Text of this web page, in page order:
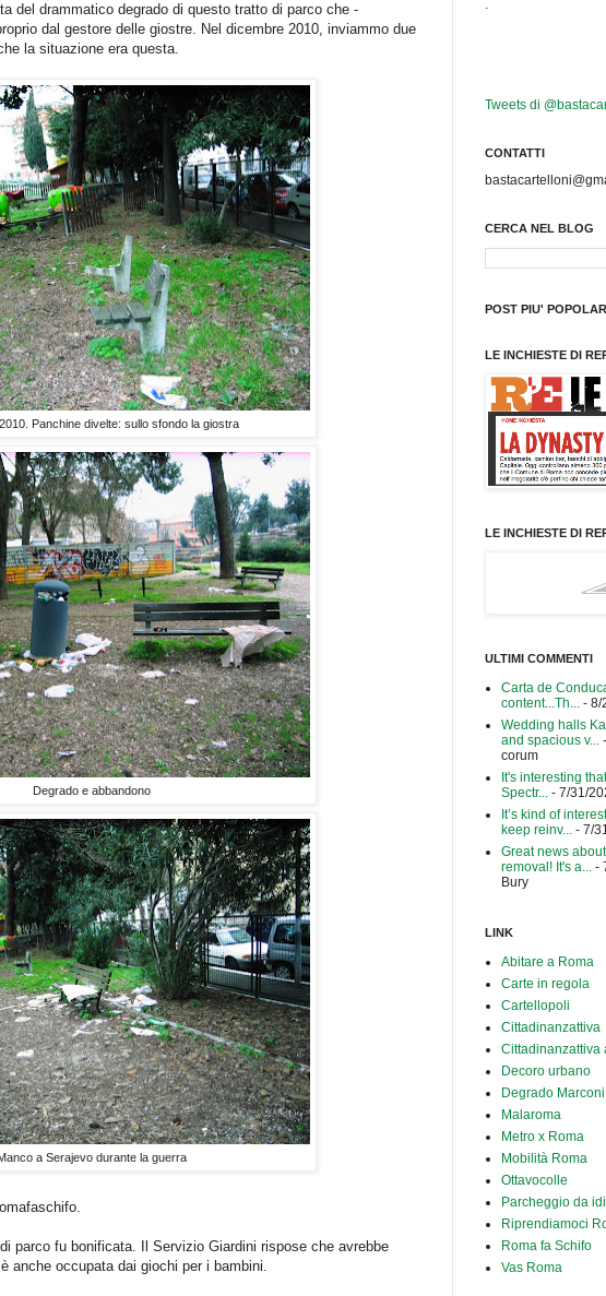
del drammatico degrado di questo tratto di parco che -
dal gestore delle giostre. Nel dicembre 2010, inviammo due
la situazione era questa.
Panchine divelte: sullo sfondo la giostra
Degrado e abbandono
a Serajevo durante la guerra
parco fu bonificata. Il Servizio Giardini rispose che avrebbe
anche occupata dai giochi per i bambini.
Tweets di
CONTATTI
CERCA NEL BLOG
POST PIU'
LE INCHIESTE DI
LE INCHIESTE DI
ULTIMI COMMENTI
Carta de
content...Th...
- 8/
Wedding halls
and spacious v...
corum
It's interesting
Spectr...
- 7/31/
It’s kind of
keep reinv...
- 7/
Great news
removal! It's a...
-
Bury
LINK
Abitare a Roma
Carte in regola
Cartellopoli
Cittadinanzattiva
Cittadinanzattiva
Decoro urbano
Degrado Marconi
Malaroma
Metro x Roma
Mobilità Roma
Ottavocolle
Parcheggio da
Riprendiamoci
Roma fa Schifo
Vas Roma